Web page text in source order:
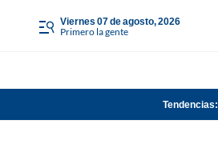
viernes 07 de agosto, 2026
Primero la gente
Tendencias: